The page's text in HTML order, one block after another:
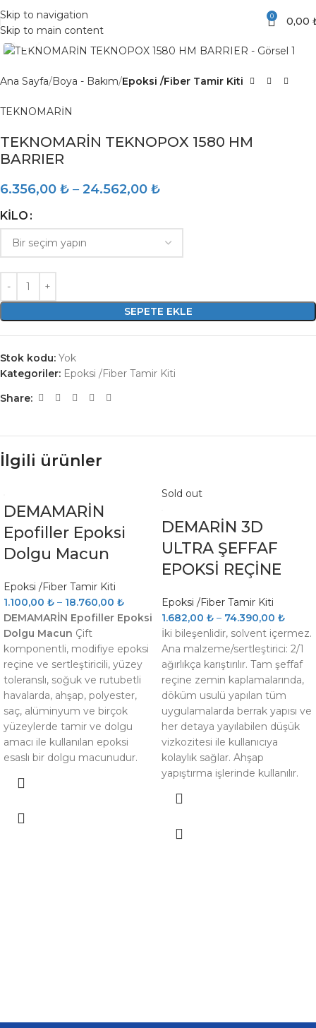
Skip to navigation
Skip to main content
0 0,00
Click to enlarge
Ana Sayfa Boya - Bakım Epoksi /Fiber Tamir Kiti
TEKNOMARİN
TEKNOMARİN TEKNOPOX 1580 HM
BARRIER
6.356,00 ₺ – 24.562,00 ₺
KILO
SEPETE EKLE
Stok kodu: Yok
Kategoriler: Epoksi /Fiber Tamir Kiti
Share:
İlgili ürünler
DEMAMARİN
Epofiller Epoksi
Dolgu Macun
Epoksi /Fiber Tamir Kiti
1.100,00 ₺ – 18.760,00 ₺
DEMAMARİN Epofiller Epoksi
Dolgu Macun Çift
komponentli, modifiye epoksi
reçine ve sertleştiricili, yüzey
toleranslı, soğuk ve rutubetli
havalarda, ahşap, polyester,
saç, alüminyum ve birçok
yüzeylerde tamir ve dolgu
amacı ile kullanılan epoksi
esaslı bir dolgu macunudur.
Sold out
DEMARİN 3D
ULTRA ŞEFFAF
EPOKSİ REÇİNE
Epoksi /Fiber Tamir Kiti
1.682,00 ₺ – 74.390,00 ₺
İki bileşenlidir, solvent içermez.
Ana malzeme/sertleştirici: 2/1
ağırlıkça karıştırılır. Tam şeffaf
reçine zemin kaplamalarında,
döküm usulü yapılan tüm
uygulamalarda berrak yapısı ve
her detaya yayılabilen düşük
vizkozitesi ile kullanıcıya
kolaylık sağlar. Ahşap
yapıştırma işlerinde kullanılır.